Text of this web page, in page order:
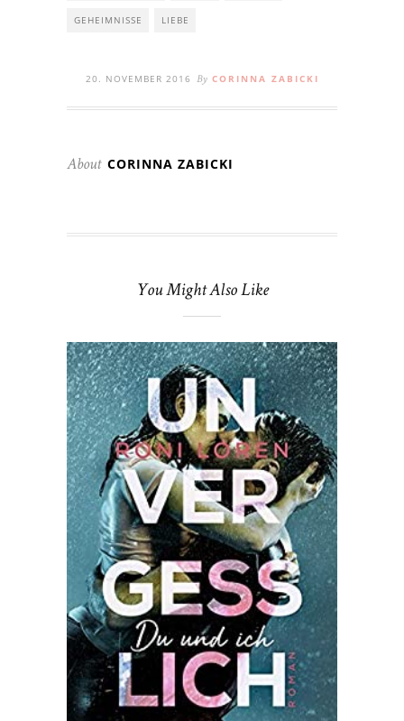
GEHEIMNISSE LIEBE
20. NOVEMBER 2016 By CORINNA ZABICKI
About CORINNA ZABICKI
You Might Also Like